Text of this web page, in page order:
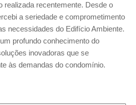
realizada recentemente. Desde o
a seriedade e comprometimento
necessidades do Edifício Ambiente.
profundo conhecimento do
inovadoras que se
às demandas do condomínio.